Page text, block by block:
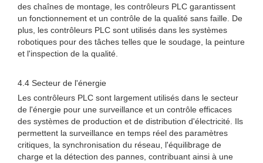
des chaînes de montage, les contrôleurs PLC garantissent
un fonctionnement et un contrôle de la qualité sans faille. De
plus, les contrôleurs PLC sont utilisés dans les systèmes
robotiques pour des tâches telles que le soudage, la peinture
et l'inspection de la qualité.
4.4 Secteur de l'énergie
Les contrôleurs PLC sont largement utilisés dans le secteur
de l'énergie pour une surveillance et un contrôle efficaces
des systèmes de production et de distribution d'électricité. Ils
permettent la surveillance en temps réel des paramètres
critiques, la synchronisation du réseau, l'équilibrage de
charge et la détection des pannes, contribuant ainsi à une